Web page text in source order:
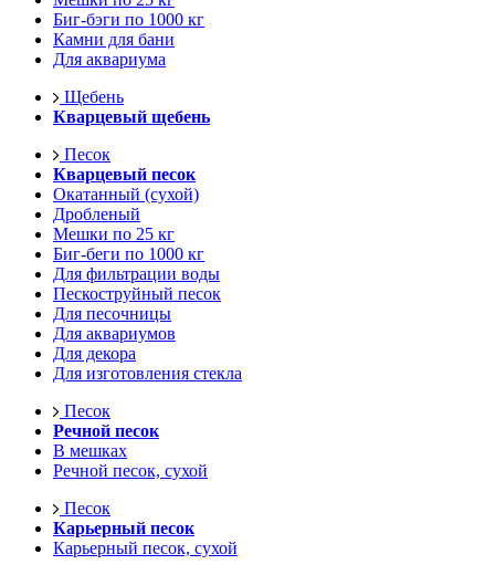
Биг-бэги по 1000 кг
Камни для бани
Для аквариума
Щебень
Кварцевый щебень
Песок
Кварцевый песок
Окатанный (сухой)
Дробленый
Мешки по 25 кг
Биг-беги по 1000 кг
Для фильтрации воды
Пескоструйный песок
Для песочницы
Для аквариумов
Для декора
Для изготовления стекла
Песок
Речной песок
В мешках
Речной песок, сухой
Песок
Карьерный песок
Карьерный песок, сухой